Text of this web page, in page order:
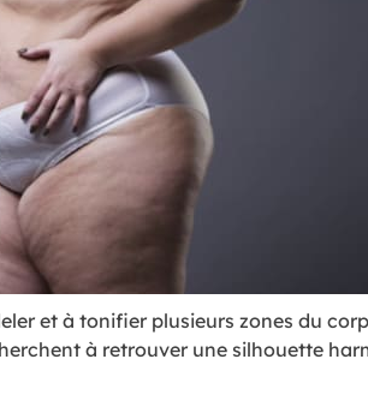
et à tonifier plusieurs zones du
à retrouver une silhouette